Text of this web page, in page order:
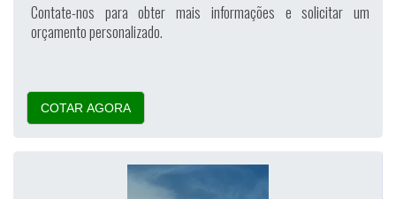
Contate-nos para obter mais informações e solicitar um
orçamento personalizado.
COTAR AGORA